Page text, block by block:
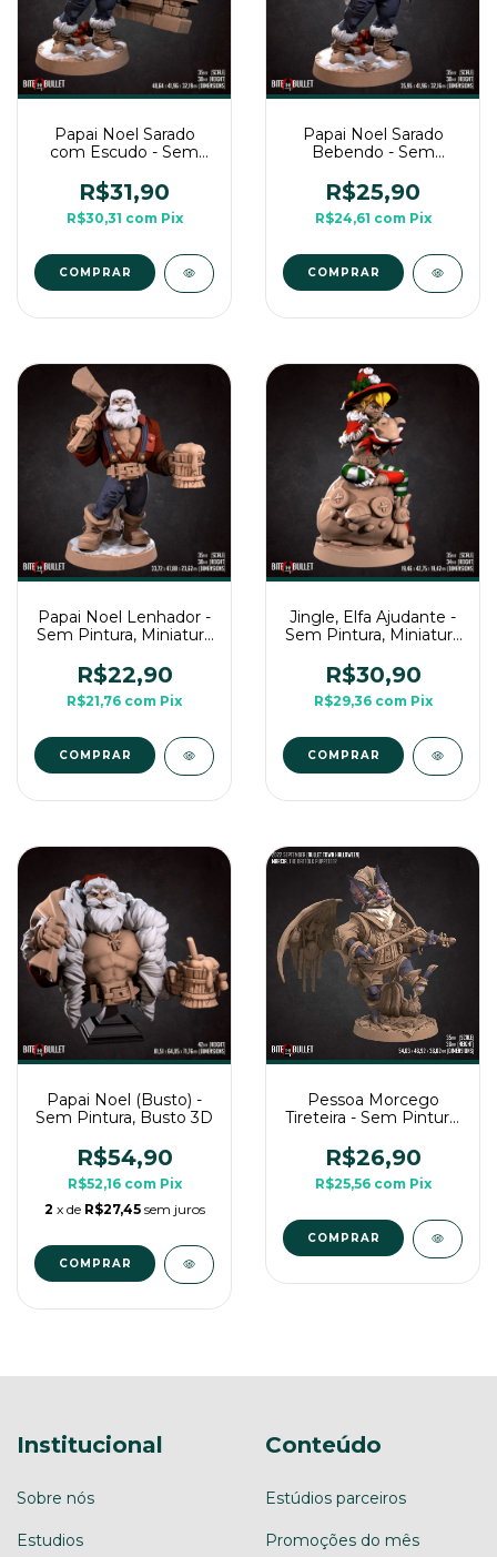
Papai Noel Sarado
com Escudo - Sem
Médio Para Rpg de
Mesa
R$31,90
R$30,31 com Pix
COMPRAR
Papai Noel Sarado
Bebendo - Sem
Médio Para Rpg de
Mesa
R$25,90
R$24,61 com Pix
COMPRAR
Papai Noel Lenhador -
Sem Pintura, Miniatura
Mesa
R$22,90
R$21,76 com Pix
COMPRAR
Jingle, Elfa Ajudante -
Sem Pintura, Miniatura
Mesa
R$30,90
R$29,36 com Pix
COMPRAR
Papai Noel (Busto) -
Sem Pintura, Busto 3D
R$54,90
R$52,16 com Pix
2 x de R$27,45 sem juros
Pessoa Morcego
Tireteira - Sem Pintura,
Para Rpg de Mesa
R$26,90
R$25,56 com Pix
COMPRAR
Institucional
Sobre nós
Estudios
Conteúdo
Estúdios parceiros
Promoções do mês